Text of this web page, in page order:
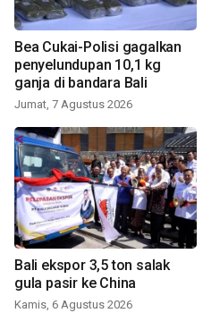
Bea Cukai-Polisi gagalkan
penyelundupan 10,1 kg
ganja di bandara Bali
Jumat, 7 Agustus 2026
Bali ekspor 3,5 ton salak
gula pasir ke China
Kamis, 6 Agustus 2026